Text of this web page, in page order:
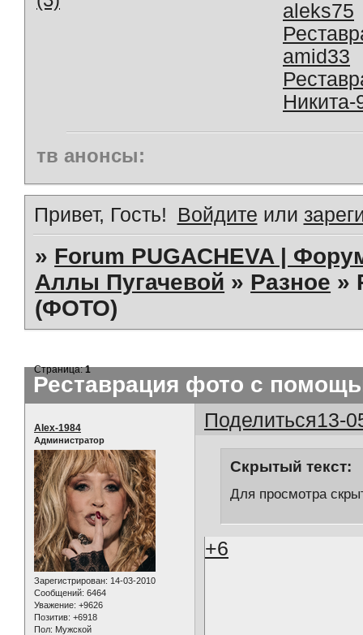
aleks75
amid33
Никита-
тв анонсы:
Привет, Гость! Войдите или
» Forum PUGACHEVA |
Аллы Пугачевой » Разное »
(ФОТО)
Реставрация фото с
Страница:1
Поделиться13-
Alex-1984
Администратор
Зарегистрирован: 14-03-2010
Сообщений: 6464
Уважение: +9626
Позитив: +6918
Пол: Мужской
Скрытый текст:
Для просмотра
+6